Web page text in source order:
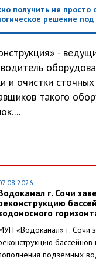
получить не просто
решение под
-
и очистки
такого
г. Сочи
«Водоканал» г. Сочи
бассейнов
подземных